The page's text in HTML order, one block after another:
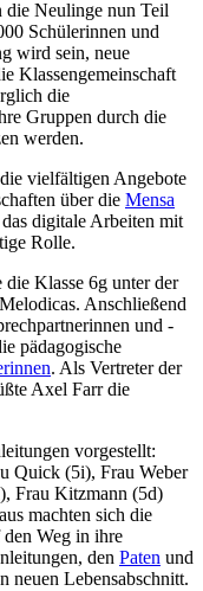
die Neulinge nun Teil
Schülerinnen und
wird sein, neue
Klassengemeinschaft
die
Gruppen durch die
werden.
vielfältigen Angebote
über die Mensa
digitale Arbeiten mit
Rolle.
Klasse 6g unter der
Anschließend
und -
pädagogische
. Als Vertreter der
Axel Farr die
vorgestellt:
Quick (5i), Frau Weber
Frau Kitzmann (5d)
machten sich die
Weg in ihre
den Paten und
neuen Lebensabschnitt.